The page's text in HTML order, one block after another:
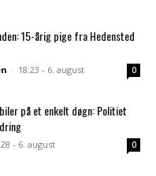
15-årig pige fra Hedensted
- 18:23 - 6. august 0
på et enkelt døgn: Politiet
- 6. august 0